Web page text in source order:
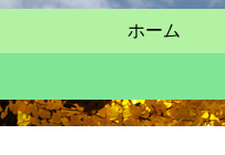
ホーム